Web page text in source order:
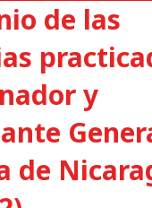
de las
y
de